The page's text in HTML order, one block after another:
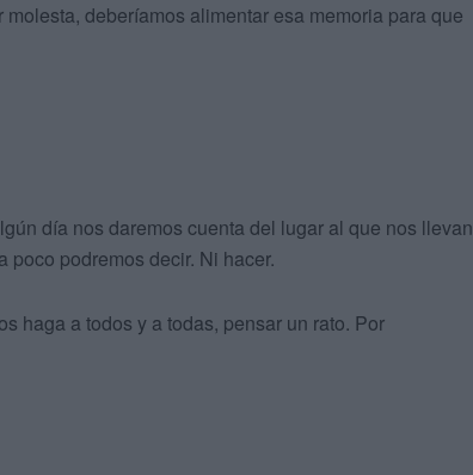
deberíamos alimentar esa memoria para que
día nos daremos cuenta del lugar al que nos llevan
poco podremos decir. Ni hacer.
haga a todos y a todas, pensar un rato. Por